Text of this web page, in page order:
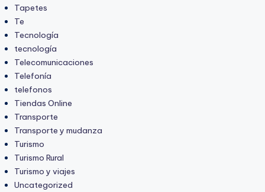
Tapetes
Te
Tecnología
tecnología
Telecomunicaciones
Telefonía
telefonos
Tiendas Online
Transporte
Transporte y mudanza
Turismo
Turismo Rural
Turismo y viajes
Uncategorized